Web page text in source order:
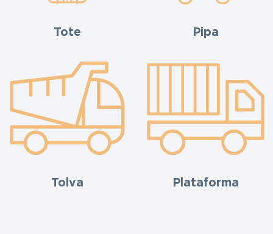
Tote Pipa
Tolva Plataforma